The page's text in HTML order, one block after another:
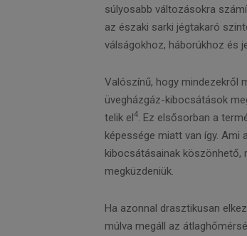
súlyosabb változásokra
az északi sarki jégtakaró
válságokhoz, háborúkhoz és
Valószínű, hogy mindezekről
üvegházgáz-kibocsátások
telik el4. Ez elsősorban a
képessége miatt van így. Ami
kibocsátásainak köszönhető,
megküzdeniük.
Ha azonnal drasztikusan
múlva megáll az